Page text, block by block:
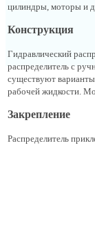
цилиндры, моторы и
Конструкция
Гидравлический
распределитель с
существуют
рабочей жидкости.
Закрепление
Распределитель